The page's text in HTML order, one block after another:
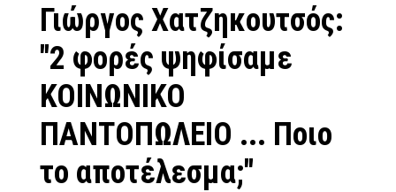
Γιώργος Χατζηκουτσός:
"2 φορές ψηφίσαμε
ΚΟΙΝΩΝΙΚΟ
ΠΑΝΤΟΠΩΛΕΙΟ ... Ποιο
το αποτέλεσμα;"